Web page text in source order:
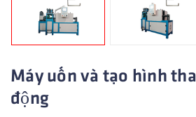
Máy uốn và tạo hình
động